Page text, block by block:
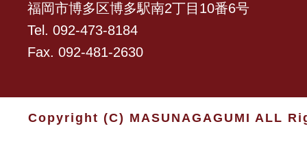
福岡市博多区博多駅南2丁目10番6号
Tel. 092-473-8184
Fax. 092-481-2630
Copyright (C) MASUNAGAGUMI ALL